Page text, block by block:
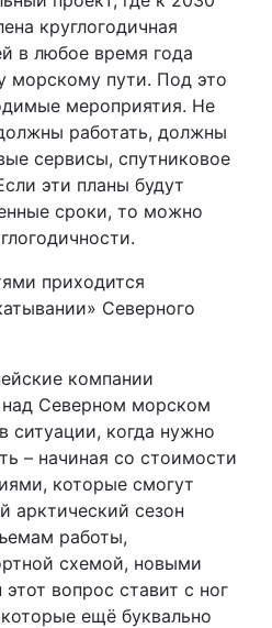
круглогодичная
в любое время года
морскому пути. Под это
мероприятия. Не
работать, должны
сервисы, спутниковое
эти планы будут
сроки, то можно
приходится
Северного
компании
над Северном морском
ситуации, когда нужно
– начиная со стоимости
которые смогут
арктический сезон
работы,
схемой, новыми
вопрос ставит с ног
ещё буквально